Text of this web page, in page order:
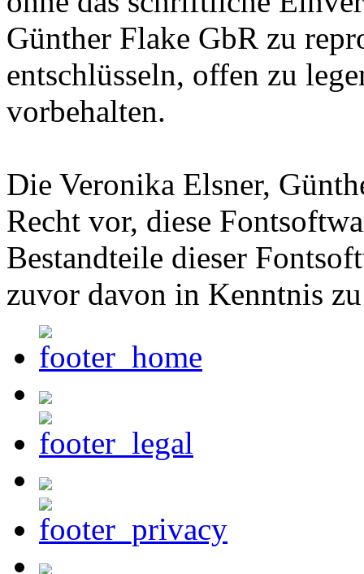
Günther Flake GbR zu
entschlüsseln, offen zu
vorbehalten.
Die Veronika Elsner,
Recht vor, diese
Bestandteile dieser
zuvor davon in Kenntnis zu